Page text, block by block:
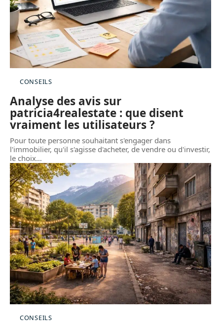
CONSEILS
Analyse des avis sur
patricia4realestate : que disent
vraiment les utilisateurs ?
Pour toute personne souhaitant s'engager dans
l'immobilier, qu'il s'agisse d'acheter, de vendre ou d'investir,
le choix…
CONSEILS